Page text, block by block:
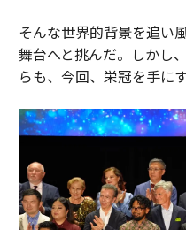
そんな世界的背景を追い
舞台へと挑んだ。しかし
らも、今回、栄冠を手に